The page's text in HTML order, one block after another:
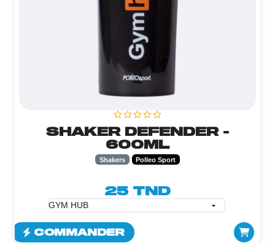
SHAKER DEFENDER -
600ML
Shakers Polleo Sport
25 TND
COMMANDER